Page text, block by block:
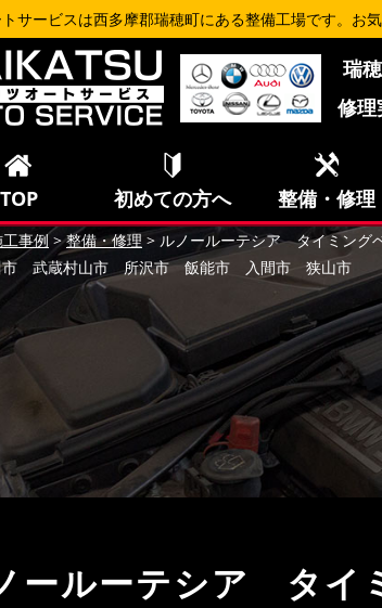
サービスは西多摩郡瑞穂町にある整備工場です。お
瑞
修理
TOP 初めての方へ 整備・修理
事例>整備・修理 > ルノールーテシア タイミン
武蔵村山市 所沢市 飯能市 入間市 狭山市
ールーテシア タ